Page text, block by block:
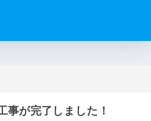
事が完了しました！